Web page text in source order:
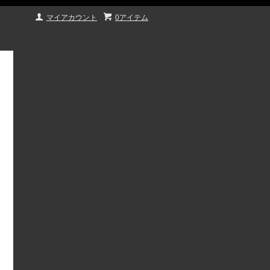
0アイテム
マイアカウント